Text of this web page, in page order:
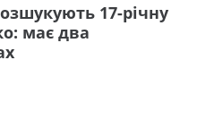
17-річну
має два